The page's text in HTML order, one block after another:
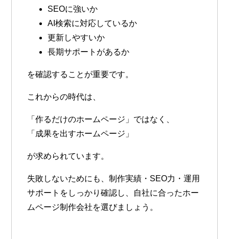
SEOに強いか
AI検索に対応しているか
更新しやすいか
長期サポートがあるか
を確認することが重要です。
これからの時代は、
「作るだけのホームページ」ではなく、
「成果を出すホームページ」
が求められています。
失敗しないためにも、制作実績・SEO力・運用
サポートをしっかり確認し、自社に合ったホー
ムページ制作会社を選びましょう。